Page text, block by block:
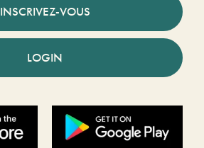
INSCRIVEZ-VOUS
LOGIN